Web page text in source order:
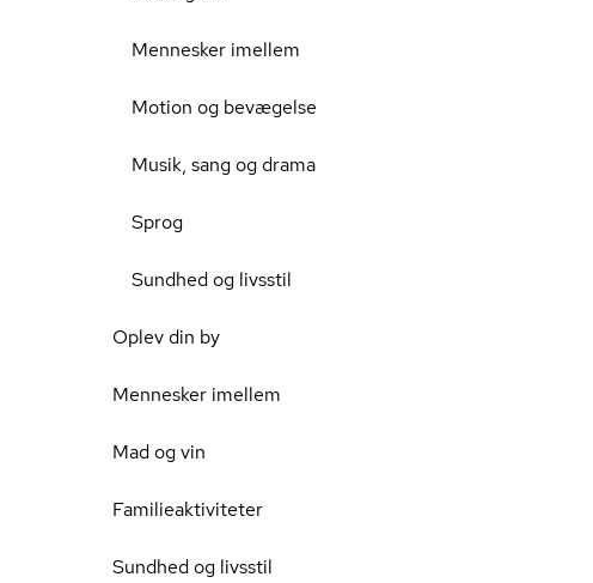
Mennesker imellem
Motion og bevægelse
Musik, sang og drama
Sprog
Sundhed og livsstil
Oplev din by
Mennesker imellem
Mad og vin
Familieaktiviteter
Sundhed og livsstil